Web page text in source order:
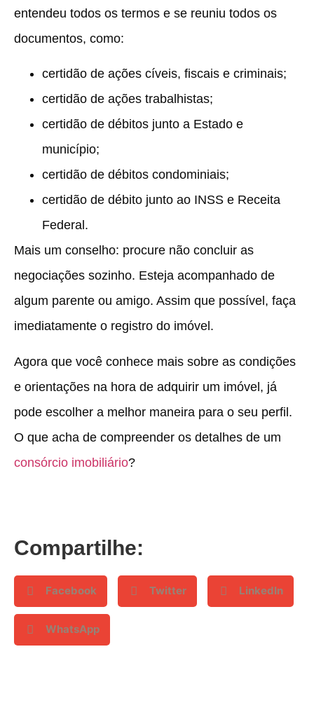
entendeu todos os termos e se reuniu todos os
documentos, como:
certidão de ações cíveis, fiscais e criminais;
certidão de ações trabalhistas;
certidão de débitos junto a Estado e
município;
certidão de débitos condominiais;
certidão de débito junto ao INSS e Receita
Federal.
Mais um conselho: procure não concluir as
negociações sozinho. Esteja acompanhado de
algum parente ou amigo. Assim que possível, faça
imediatamente o registro do imóvel.
Agora que você conhece mais sobre as condições
e orientações na hora de adquirir um imóvel, já
pode escolher a melhor maneira para o seu perfil.
O que acha de compreender os detalhes de um
consórcio imobiliário?
Compartilhe:
Facebook Twitter LinkedIn
WhatsApp